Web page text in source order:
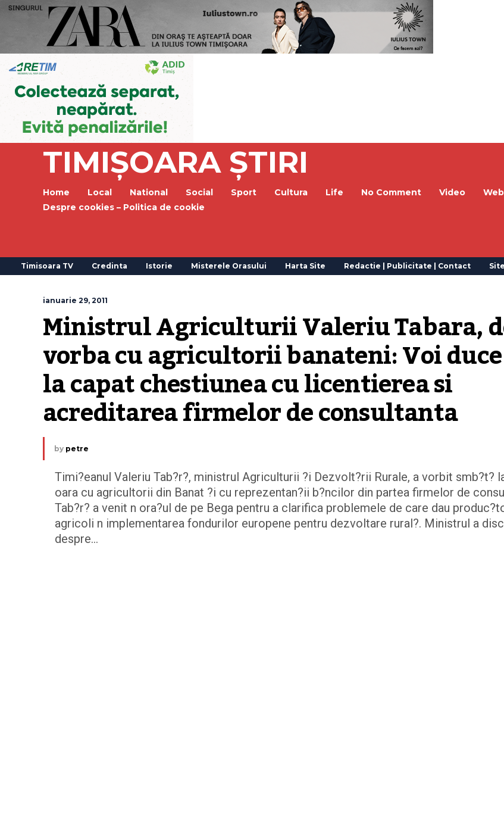
TIMIȘOARA ȘTIRI
Home Local National Social Sport Cultura Life No Comment Video
Despre cookies – Politica de cookie
Timisoara TV Credinta Istorie Misterele Orasului Harta Site Redactie | Publicitate | Contact
ianuarie 29, 2011
Ministrul Agriculturii Valeriu Tabara,
vorba cu agricultorii banateni: Voi
la capat chestiunea cu licentierea si
acreditarea firmelor de consultanta
by petre
Timi?eanul Valeriu Tab?r?, ministrul Agriculturii ?i Dezvolt?rii Rurale, a vorbit smb?t?
oara cu agricultorii din Banat ?i cu reprezentan?ii b?ncilor din partea firmelor de
Tab?r? a venit n ora?ul de pe Bega pentru a clarifica problemele de care dau
agricoli n implementarea fondurilor europene pentru dezvoltare rural?. Ministrul a
despre…